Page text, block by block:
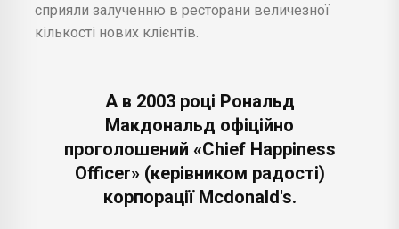
сприяли залученню в ресторани величезної
кількості нових клієнтів.
А в 2003 році Рональд
Макдональд офіційно
проголошений «Chief Happiness
Officer» (керівником радості)
корпорації Mcdonald's.